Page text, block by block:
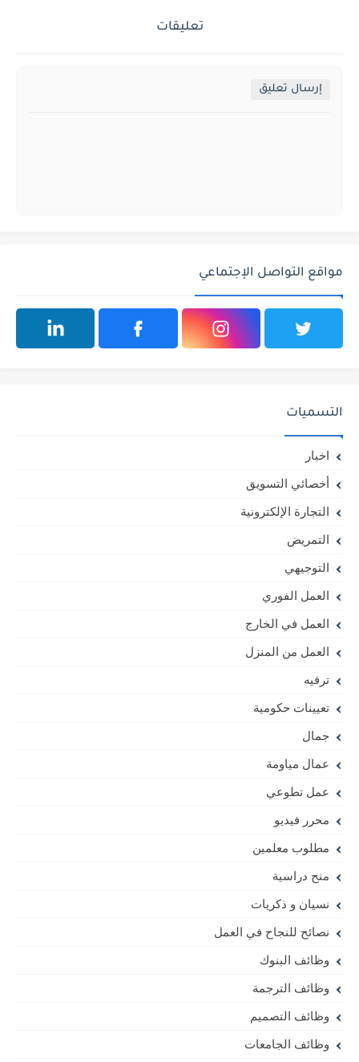
تعليقات
إرسال تعليق
مواقع التواصل الإجتماعي
التسميات
اخبار
أخصائي التسويق
التجارة الإلكترونية
التمريض
التوجيهي
العمل الفوري
العمل في الخارج
العمل من المنزل
ترفيه
تعيينات حكومية
جمال
عمال مياومة
عمل تطوعي
محرر فيديو
مطلوب معلمين
منح دراسية
نسيان و ذكريات
نصائح للنجاح في العمل
وظائف البنوك
وظائف الترجمة
وظائف التصميم
وظائف الجامعات